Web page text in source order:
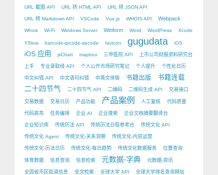
URL 截图 API URL 转 HTML API URL 转 JSON API
URL 转 Markdown API VSCode Vue.js WHOIS API Webpack
Whois Wi-Fi Windows Server Winform Word WordPress Xcode
YSlow barcode-qrcode-decode favicon gugudata iOS
iOS 应用 jsChart mapbox 三甲医院 API 上市公司财报资料研究台
上手 专业录取线 API 个人公开市场研究笔记 个人提升 个性化日历
中文纠错 API 中文语句纠错 中英文排版 书籍出版 书籍连载
二十四节气 二十四节气 API 二维码 二维码生成 API 交易接口
交易数据 交易日历 产品功能 产品案例 人工复核 代码质量
代码高亮 任务编排 企业 AI 企业搜索 企业文档摘要翻译台
企业知识库 传统历法 API 传统历法日程参考台 传统文化 API
传统文化 Agent 传统文化-关系洞察 传统文化-内容运营
传统文化-历法日历 传统文化-每日趋势 传统文化数据服务 位置查询
体育数据 信息查询 信息检索 元数据-字典 元数据-资讯
全国省市区街道信息 全文检索 全球大学 API 全球大学排名查询网站